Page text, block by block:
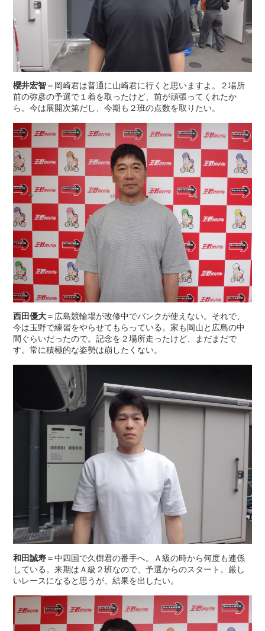
櫻井宏智＝岡崎君は普通に山崎君に行くと思いますよ。２場所
前の弥彦の予選で１着を取ったけど、前が頑張ってくれたか
ら。今は展開次第だし、今期も２班の点数を取りたい。
西田優大＝広島競輪場が改修中でバンクが使えない。それで、
今は玉野で練習をやらせてもらっている。家も岡山と広島の中
間ぐらいだったので。記念を２場所走ったけど、まだまだで
す。常に積極的な姿勢は崩したくない。
和田誠寿＝中四国で久樹君の番手へ。Ａ級の時から何度も連係
している。来期はＡ級２班なので、予選からのスタート。厳し
いレースになると思うが、結果を出したい。